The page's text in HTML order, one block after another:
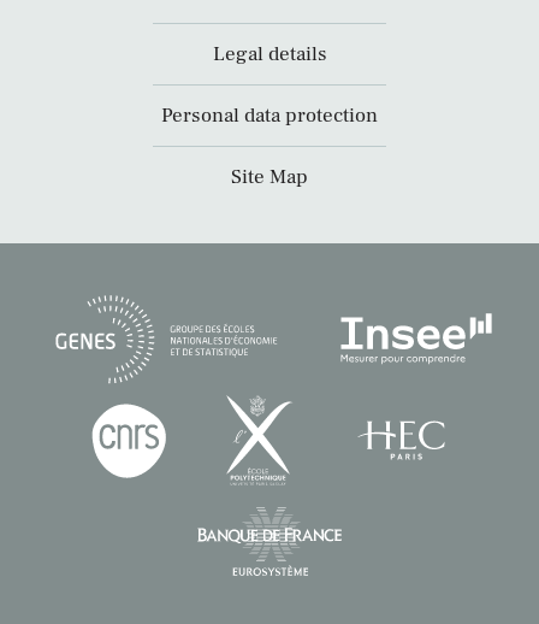
Legal details
Personal data protection
Site Map